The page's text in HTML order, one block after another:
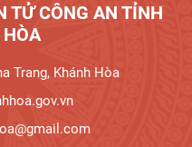
TỬ CÔNG AN TỈNH
Trang, Khánh Hòa